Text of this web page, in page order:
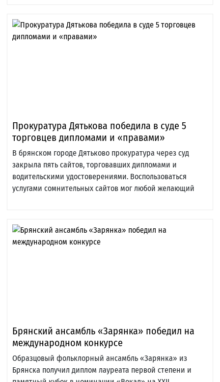
Прокуратура Дятькова победила в суде 5
торговцев дипломами и «правами»
В брянском городе Дятьково прокуратура через суд
закрыла пять сайтов, торговавших дипломами и
водительскими удостоверениями. Воспользоваться
услугами сомнительных сайтов мог любой желающий
Брянский ансамбль «Зарянка» победил на
международном конкурсе
Образцовый фольклорный ансамбль «Зарянка» из
Брянска получил диплом лауреата первой степени и